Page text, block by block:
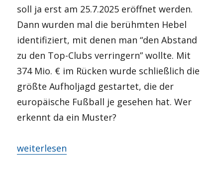
soll ja erst am 25.7.2025 eröffnet werden.
Dann wurden mal die berühmten Hebel
identifiziert, mit denen man “den Abstand
zu den Top-Clubs verringern” wollte. Mit
374 Mio. € im Rücken wurde schließlich die
größte Aufholjagd gestartet, die der
europäische Fußball je gesehen hat. Wer
erkennt da ein Muster?
„Tradition verpflichtet, aber zu was?“
weiterlesen